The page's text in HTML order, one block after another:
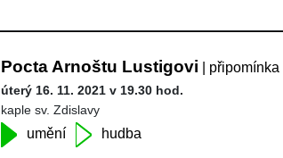
Pocta Arnoštu Lustigovi |
úterý 16. 11. 2021 v 19.30 hod.
kaple sv. Zdislavy
umění hudba